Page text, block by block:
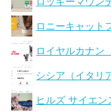
ロニーキャット
ロイヤルカナン
シシア（イタリ
ヒルズ サイエン